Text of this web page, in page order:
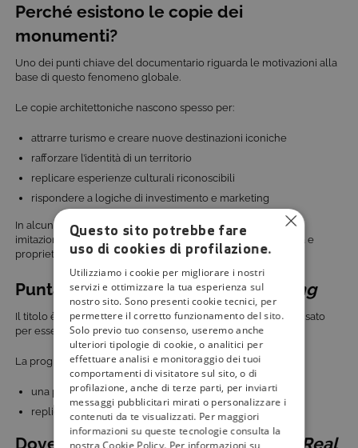
Perché esistono le copie dei
monumenti?
Uno dei punti chiave del documentario riguarda le motivazioni alla
base di questo fenomeno globale.
Le copie architettoniche nascono spesso per:
attrarre turismo e creare nuove destinazioni iconiche
rafforzare l’identità di un territorio
replicare esperienze culturali riconoscibili
rispondere a logiche di investimento e marketing
In alcuni casi si parla anche di vere e proprie operazioni di
imitazione estrema, che sollevano interrogativi su originalità e
proprietà culturale.
Puntate diArchifaux – The Real Thing
Il titolo è proposto come documentario autoconclusivo, pensato
per essere fruito in un’unica visione.
La programmazione prevede:
una prima visione in prima serata
repliche distribuite nel corso del mese
Dove è stato giratoArchifaux – The Real
Questo sito potrebbe fare
uso di cookies di profilazione.
Utilizziamo i cookie per migliorare i nostri
servizi e ottimizzare la tua esperienza sul
nostro sito. Sono presenti cookie tecnici, per
permettere il corretto funzionamento del sito.
Solo previo tuo consenso, useremo anche
ulteriori tipologie di cookie, o analitici per
effettuare analisi e monitoraggio dei tuoi
comportamenti di visitatore sul sito, o di
profilazione, anche di terze parti, per inviarti
messaggi pubblicitari mirati o personalizzare i
contenuti da te visualizzati. Per maggiori
informazioni su queste tecnologie consulta la
nostra Cookie Policy. Per informazioni su